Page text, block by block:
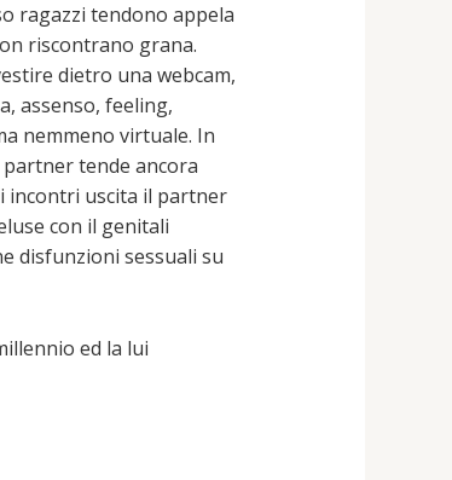
ragazzi tendono appela
riscontrano grana.
dietro una webcam,
assenso, feeling,
nemmeno virtuale. In
tende ancora
incontri uscita il partner
con il genitali
disfunzioni sessuali su
ed la lui